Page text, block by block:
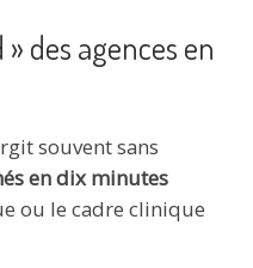
des agences en
souvent sans
en dix minutes
ou le cadre clinique